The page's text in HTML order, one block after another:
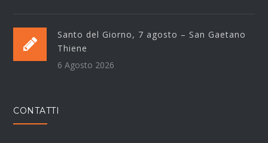
Santo del Giorno, 7 agosto – San Gaetano
Thiene
6 Agosto 2026
CONTATTI